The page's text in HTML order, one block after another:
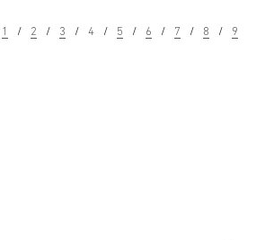
1 2 3 4 5 6 7 8 9